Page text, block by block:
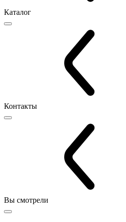
Каталог
Контакты
Вы смотрели